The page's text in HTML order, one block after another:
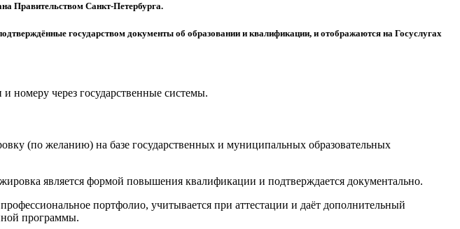
Правительством Санкт-Петербурга.
государством документы об образовании и квалификации, и отображаются на Госуслугах
через государственные системы.
(по желанию) на базе государственных и муниципальных образовательных
является формой повышения квалификации и подтверждается документально.
портфолио, учитывается при аттестации и даёт дополнительный
программы.